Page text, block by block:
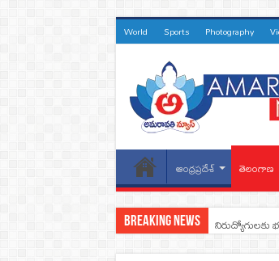
World Sports Photography
ఆంధ్రప్రదేశ్ తెలంగాణ
Breaking News